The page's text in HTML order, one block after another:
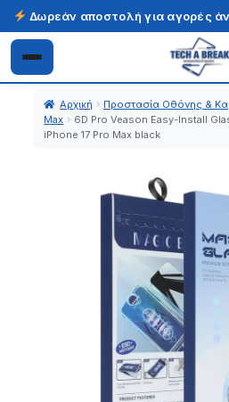
Δωρεάν αποστολή για αγορές
Απευθείας
μετάβαση
πλοήγηση
Μετάβαση
σε
περιεχόμενο
Αρχική Προστασία Οθόνης &
Max
6D Pro Veason Easy-Install
iPhone 17 Pro Max black